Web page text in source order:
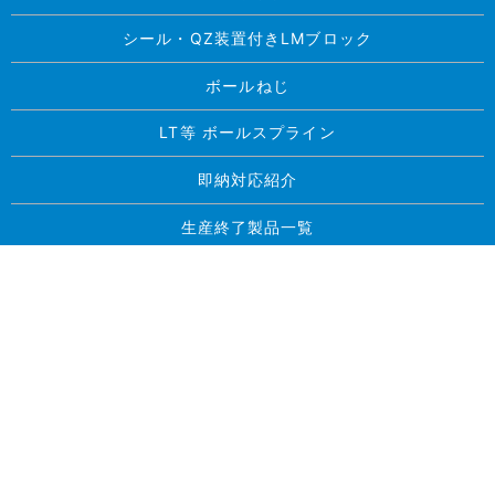
シール・QZ装置付きLMブロック
ボールねじ
LT等 ボールスプライン
即納対応紹介
生産終了製品一覧